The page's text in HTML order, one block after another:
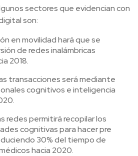
sectores que evidencian con
son:
en movilidad hará que se
de redes inalámbricas
2018.
transacciones será mediante
cognitivos e inteligencia
redes permitirá recopilar los
cognitivas para hacer pre
30% del tiempo de
hacia 2020.